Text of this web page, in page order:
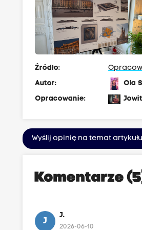
Źródło:
Autor:
Ola
Opracowanie:
Wyślij opinię na temat artykułu
Komentarze
J
J.
2026-06-10